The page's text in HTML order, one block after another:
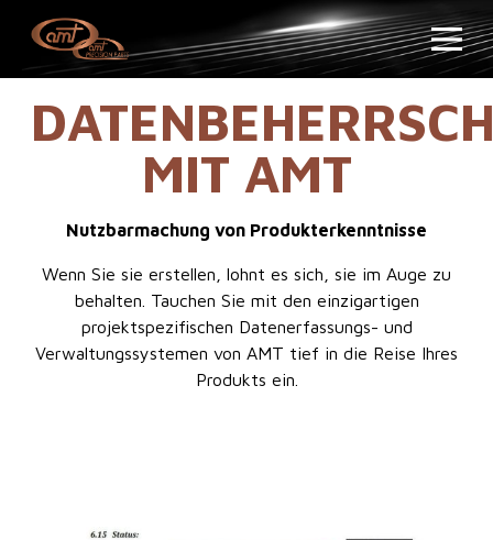
MIT AMT
Nutzbarmachung von Produkterkenntnisse
Wenn Sie sie erstellen, lohnt es sich, sie im Auge zu
behalten. Tauchen Sie mit den einzigartigen
projektspezifischen Datenerfassungs- und
Verwaltungssystemen von AMT tief in die Reise Ihres
Produkts ein.